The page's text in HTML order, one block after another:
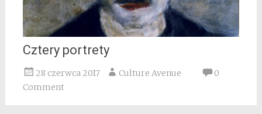
Cztery portrety
28 czerwca 2017 Culture Avenue
0
Comment